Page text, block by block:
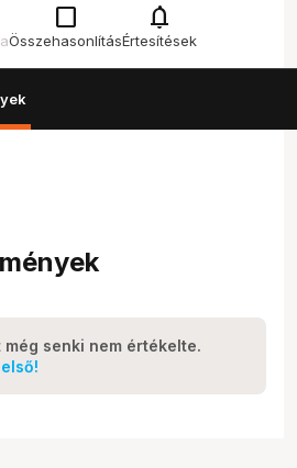
check_box_outline_blank
Összehasonlítás
notifications
Értesítések
még senki nem értékelte.